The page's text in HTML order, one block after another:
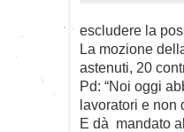
escludere la
La mozione
astenuti, 20
Pd: “Noi oggi
lavoratori e non
E dà mandato